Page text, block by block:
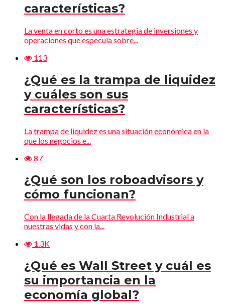
características?
La venta en corto es una estrategia de inversiones y
operaciones que especula sobre...
113
¿Qué es la trampa de liquidez
y cuáles son sus
características?
La trampa de liquidez es una situación económica en la
que los negocios e...
87
¿Qué son los roboadvisors y
cómo funcionan?
Con la llegada de la Cuarta Revolución Industrial a
nuestras vidas y con la...
1.3K
¿Qué es Wall Street y cuál es
su importancia en la
economía global?